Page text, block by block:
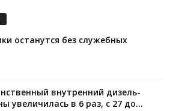
останутся без служебных
внутренний дизель-
увеличилась в 6 раз, с 27 до...